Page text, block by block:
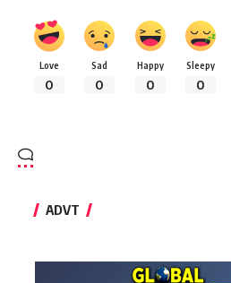
Love
0
Sad
0
Happy
0
Sleepy
0
ADVT